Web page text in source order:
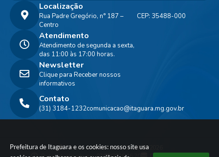
Prefeitura de Itaguara e os cookies: nosso site usa
Localização
Rua Padre Gregório, n° 187 –
Centro
CEP: 35488-000
Contato
(31) 3184-1232comunicacao@itaguara.mg.gov.br
Atendimento
Atendimento de segunda a sexta,
das 11:00 às 17:00 horas.
Newsletter
Clique para Receber nossos
informativos
Versão do Sistema:3.5.3 - 19/06/2026